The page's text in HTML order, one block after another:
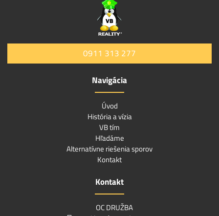
0911 313 277
Navigácia
Úvod
História a vízia
VB tím
Hľadáme
Alternatívne riešenia sporov
Kontakt
Kontakt
OC DRUŽBA